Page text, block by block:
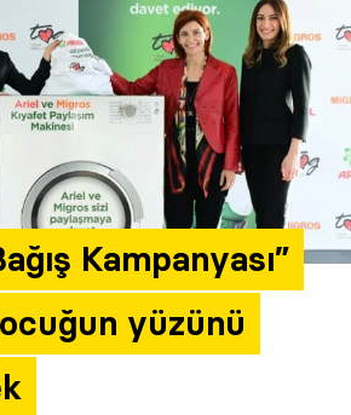
Kampanyası”
yüzünü